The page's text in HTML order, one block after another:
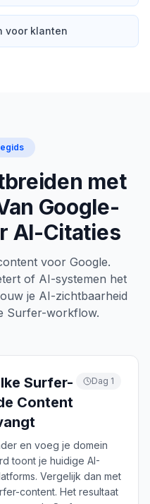
voor klanten
met
Google-
AI-Citaties
voor Google.
of AI-systemen het
je AI-zichtbaarheid
Surfer-workflow.
Surfer-
Content
Dag 1
en voeg je domein
toont je huidige AI-
Vergelijk dan met
content. Het resultaat